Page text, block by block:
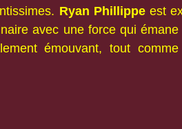
Ryan Phillippeest
avec une force qui
émouvant, tout comme